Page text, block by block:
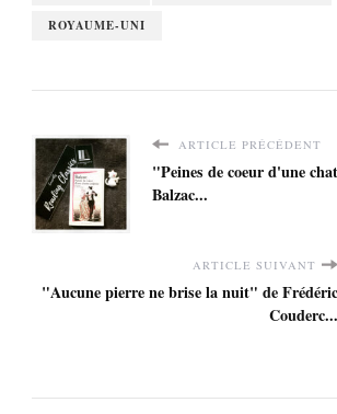
ROYAUME-UNI
ARTICLE PRÉCÉDENT
"Peines de coeur d'une
Balzac...
ARTICLE SUIVANT
"Aucune pierre ne brise la nuit" de Frédéric
Couderc...